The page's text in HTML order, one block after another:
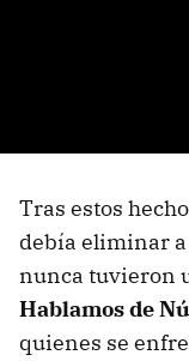
Tras estos
debía eliminar
nunca tuvieron
Hablamos de
quienes se